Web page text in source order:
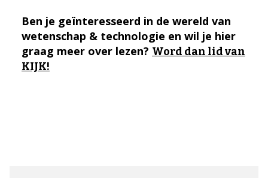
Ben je geïnteresseerd in de wereld van
wetenschap & technologie en wil je hier
graag meer over lezen? Word dan lid van
KIJK!